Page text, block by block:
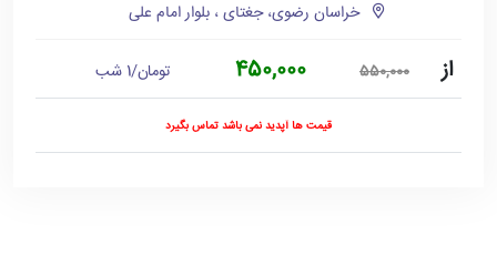
خراسان رضوی، جغتای ، بلوار امام علی
از 550,000
450,000 تومان/1 شب
قیمت ها آپدید نمی باشد تماس بگیرد